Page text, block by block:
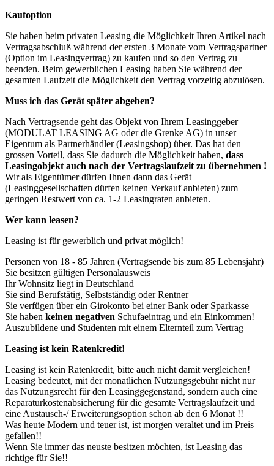
Kaufoption
Sie haben beim privaten Leasing die Möglichkeit Ihren Artikel nach
Vertragsabschluß während der ersten 3 Monate vom Vertragspartner
(Option im Leasingvertrag) zu kaufen und so den Vertrag zu
beenden. Beim gewerblichen Leasing haben Sie während der
gesamten Laufzeit die Möglichkeit den Vertrag vorzeitig abzulösen.
Muss ich das Gerät später abgeben?
Nach Vertragsende geht das Objekt von Ihrem Leasinggeber
(MODULAT LEASING AG oder die Grenke AG) in unser
Eigentum als Partnerhändler (Leasingshop) über. Das hat den
grossen Vorteil, dass Sie dadurch die Möglichkeit haben, dass
Leasingobjekt auch nach der Vertragslaufzeit zu übernehmen !
Wir als Eigentümer dürfen Ihnen dann das Gerät
(Leasinggesellschaften dürfen keinen Verkauf anbieten) zum
geringen Restwert von ca. 1-2 Leasingraten anbieten.
Wer kann leasen?
Leasing ist für gewerblich und privat möglich!
Personen von 18 - 85 Jahren (Vertragsende bis zum 85 Lebensjahr)
Sie besitzen gültigen Personalausweis
Ihr Wohnsitz liegt in Deutschland
Sie sind Berufstätig, Selbstständig oder Rentner
Sie verfügen über ein Girokonto bei einer Bank oder Sparkasse
Sie haben keinen negativen Schufaeintrag und ein Einkommen!
Auszubildene und Studenten mit einem Elternteil zum Vertrag
Leasing ist kein Ratenkredit!
Leasing ist kein Ratenkredit, bitte auch nicht damit vergleichen!
Leasing bedeutet, mit der monatlichen Nutzungsgebühr nicht nur
das Nutzungsrecht für den Leasinggegenstand, sondern auch eine
Reparaturkostenabsicherung für die gesamte Vertragslaufzeit und
eine Austausch-/ Erweiterungsoption schon ab den 6 Monat !!
Was heute Modern und teuer ist, ist morgen veraltet und im Preis
gefallen!!
Wenn Sie immer das neuste besitzen möchten, ist Leasing das
richtige für Sie!!